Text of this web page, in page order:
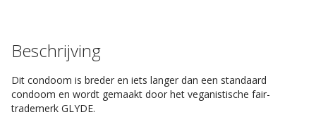
Beschrijving
Dit condoom is breder en iets langer dan een standaard
condoom en wordt gemaakt door het veganistische fair-
trademerk GLYDE.